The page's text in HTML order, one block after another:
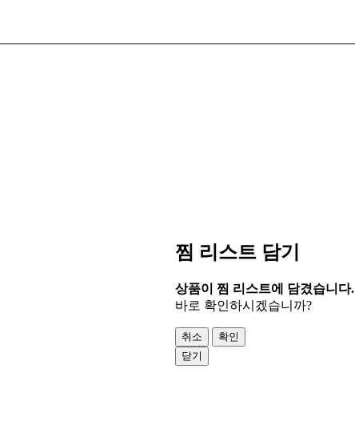
찜 리스트 담기
상품이 찜 리스트에 담겼습니다.
바로 확인하시겠습니까?
취소
확인
닫기